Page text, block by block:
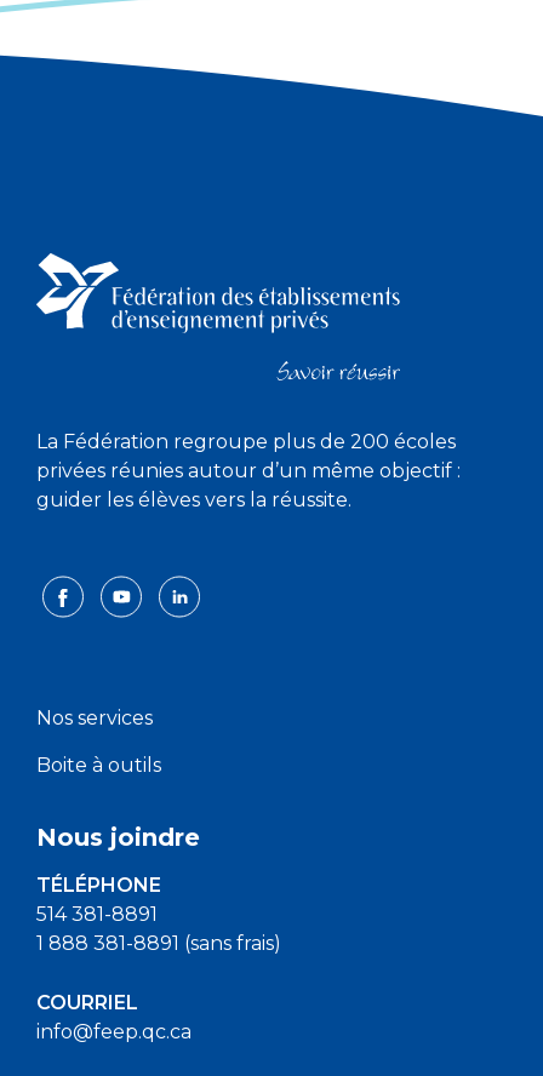
La Fédération regroupe plus de 200 écoles
privées réunies autour d’un même objectif :
guider les élèves vers la réussite.
Nos services
Boite à outils
Nous joindre
TÉLÉPHONE
514 381-8891
1 888 381-8891 (sans frais)
COURRIEL
info@feep.qc.ca